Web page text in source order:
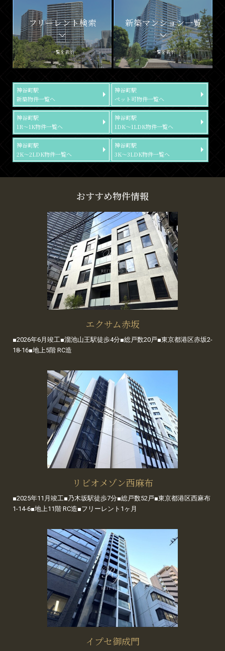
フリーレント検索
一覧を表示
新築マンション一覧
一覧を表示
神谷町駅
新築物件一覧へ
神谷町駅
ペット可物件一覧へ
神谷町駅
1R～1K物件一覧へ
神谷町駅
1DK～1LDK物件一覧へ
神谷町駅
2K～2LDK物件一覧へ
神谷町駅
3K～3LDK物件一覧へ
おすすめ物件情報
エクサム赤坂
■2026年6月竣工■溜池山王駅徒歩4分■総戸数20戸■東京都港区赤坂2-
18-16■地上5階 RC造
リビオメゾン西麻布
■2025年11月竣工■乃木坂駅徒歩7分■総戸数52戸■東京都港区西麻布
1-14-6■地上11階 RC造■フリーレント1ヶ月
イプセ御成門